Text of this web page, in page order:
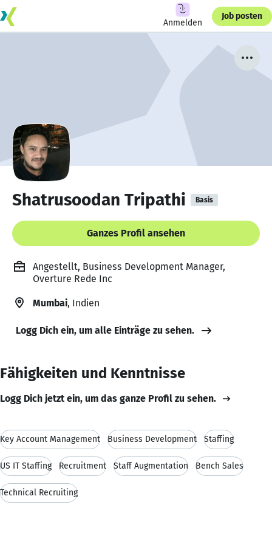
Anmelden
Job posten
Shatrusoodan Tripathi Basis
Ganzes Profil ansehen
Angestellt, Business Development Manager,
Overture Rede Inc
Mumbai, Indien
Logg Dich ein, um alle Einträge zu sehen.
Fähigkeiten und Kenntnisse
Logg Dich jetzt ein, um das ganze Profil zu sehen.
Key Account Management Business Development Staffing
US IT Staffing Recruitment Staff Augmentation Bench Sales
Technical Recruiting